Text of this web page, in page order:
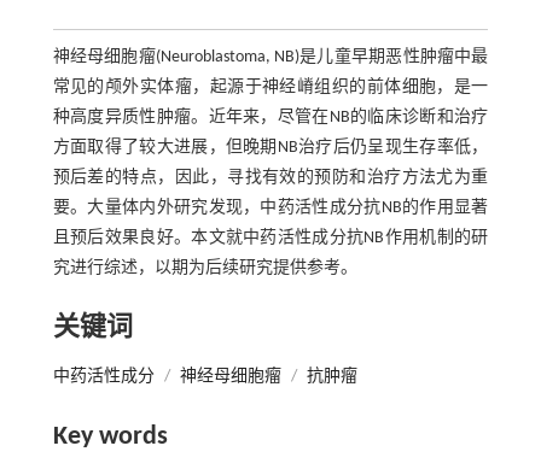
神经母细胞瘤(Neuroblastoma, NB)是儿童早期恶性肿瘤中最
常见的颅外实体瘤，起源于神经嵴组织的前体细胞，是一
种高度异质性肿瘤。近年来，尽管在NB的临床诊断和治疗
方面取得了较大进展，但晚期NB治疗后仍呈现生存率低，
预后差的特点，因此，寻找有效的预防和治疗方法尤为重
要。大量体内外研究发现，中药活性成分抗NB的作用显著
且预后效果良好。本文就中药活性成分抗NB作用机制的研
究进行综述，以期为后续研究提供参考。
关键词
中药活性成分 / 神经母细胞瘤 / 抗肿瘤
Key words